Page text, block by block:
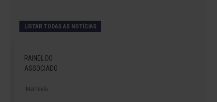
LISTAR TODAS AS NOTÍCIAS
PAINEL DO
ASSOCIADO